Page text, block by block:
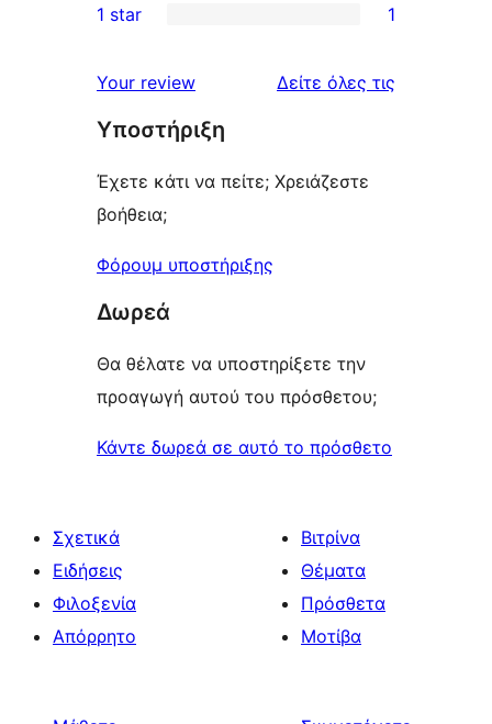
review
star
2-
reviews
star
review
1 star 1
Your review Δείτε όλες τις
Υποστήριξη
Έχετε κάτι να πείτε; Χρειάζεστε
βοήθεια;
Φόρουμ υποστήριξης
Δωρεά
Θα θέλατε να υποστηρίξετε την
προαγωγή αυτού του πρόσθετου;
Κάντε δωρεά σε αυτό το πρόσθετο
Σχετικά
Ειδήσεις
Φιλοξενία
Απόρρητο
Βιτρίνα
Θέματα
Πρόσθετα
Μοτίβα